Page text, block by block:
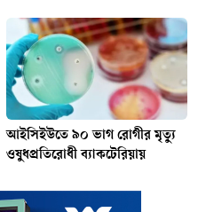
আইসিইউতে ৯০ ভাগ রোগীর মৃত্যু
ওষুধপ্রতিরোধী ব্যাকটেরিয়ায়